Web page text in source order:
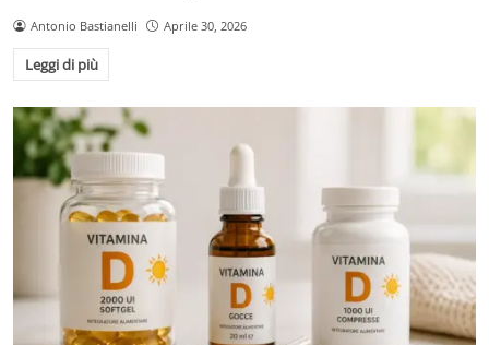
Antonio Bastianelli Aprile 30, 2026
Leggi di più